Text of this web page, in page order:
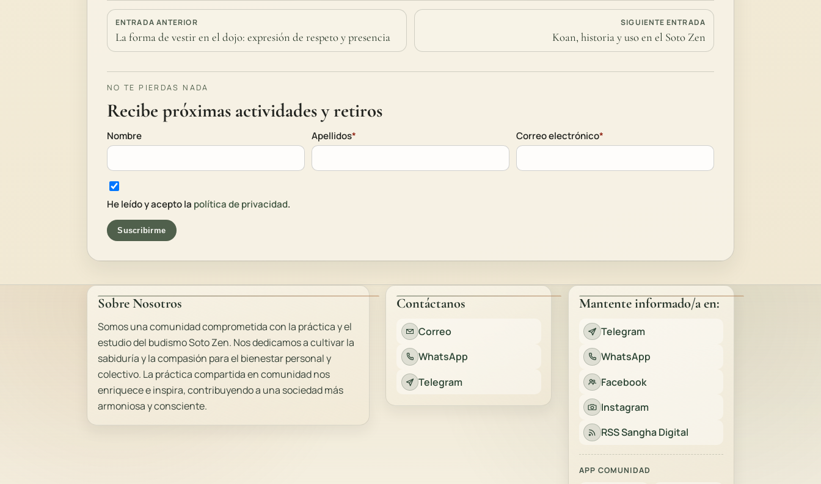
ENTRADA ANTERIOR
La forma de vestir en el dojo: expresión de respeto y presencia
SIGUIENTE ENTRADA
Koan, historia y uso en el Soto Zen
NO TE PIERDAS NADA
Recibe próximas actividades y retiros
Nombre Apellidos* Correo electrónico*
He leído y acepto la política de privacidad.
Suscribirme
Sobre Nosotros
Somos una comunidad comprometida con la práctica y el
estudio del budismo Soto Zen. Nos dedicamos a cultivar la
sabiduría y la compasión para el bienestar personal y
colectivo. La práctica compartida en comunidad nos
enriquece e inspira, contribuyendo a una sociedad más
armoniosa y consciente.
Contáctanos
Correo
WhatsApp
Telegram
Mantente informado/a en:
Telegram
WhatsApp
Facebook
Instagram
RSS Sangha Digital
APP COMUNIDAD